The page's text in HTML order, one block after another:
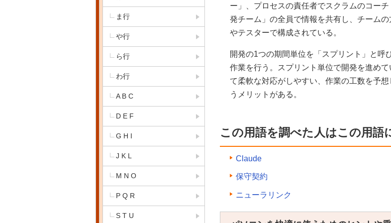
ー」、プロセスの責任者でスクラムのコー
発チーム」の全員で情報を共有し、チーム
やテスターで構成されている。
開発の1つの期間単位を「スプリント」と呼
作業を行う。スプリント単位で開発を進め
て柔軟な対応がしやすい、作業の工数を予
うメリットがある。
この用語を調べた人はこの用語
Claude
保守契約
ニューラリンク
ま行
や行
ら行
わ行
A B C
D E F
G H I
J K L
M N O
P Q R
S T U